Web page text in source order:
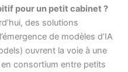
pour un petit cabinet ?
des solutions
de modèles d’IA
ouvrent la voie à une
consortium entre petits